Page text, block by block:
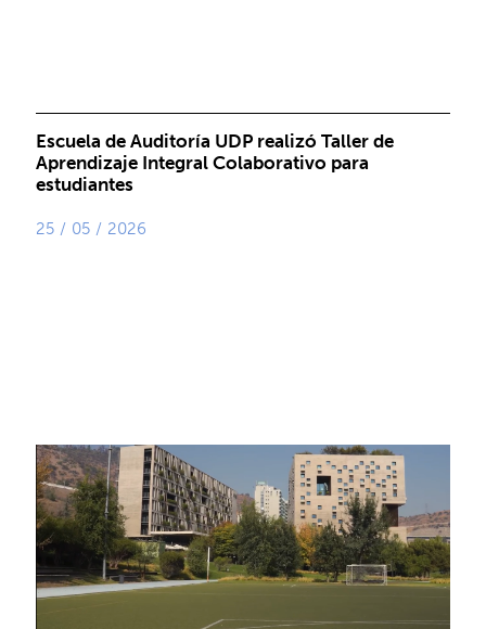
Escuela de Auditoría UDP realizó Taller de
Aprendizaje Integral Colaborativo para
estudiantes
25 / 05 / 2026